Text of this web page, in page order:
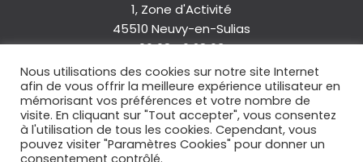
1, Zone d'Activité
45510 Neuvy-en-Sulias
06 08 46 28 63
Accueil
Qui sommes-nous ?
Nos services
Nos véhicules
Nous utilisations des cookies sur notre site Internet
afin de vous offrir la meilleure expérience utilisateur en
mémorisant vos préférences et votre nombre de
visite. En cliquant sur "Tout accepter", vous consentez
à l'utilisation de tous les cookies. Cependant, vous
pouvez visiter "Paramètres Cookies" pour donner un
consentement contrôlé.